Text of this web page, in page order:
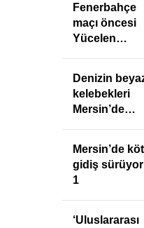
Fenerbahçe
maçı öncesi
Yücelen
Denizin
kelebekleri
Mersin’de
Mersin’de
gidiş
1
‘Uluslararası